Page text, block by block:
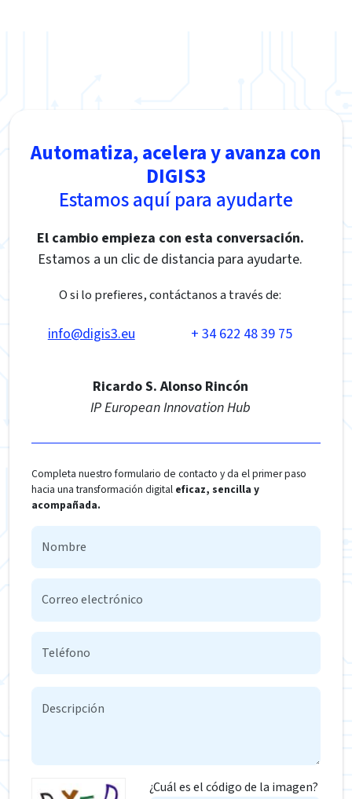
Automatiza, acelera y avanza con
DIGIS3
Estamos aquí para ayudarte
El cambio empieza con esta conversación.
Estamos a un clic de distancia para ayudarte.
O si lo prefieres, contáctanos a través de:
info@digis3.eu + 34 622 48 39 75
Ricardo S. Alonso Rincón
IP European Innovation Hub
Completa nuestro formulario de contacto y da el primer paso
hacia una transformación digital eficaz, sencilla y
acompañada.
¿Cuál es el código de la imagen?